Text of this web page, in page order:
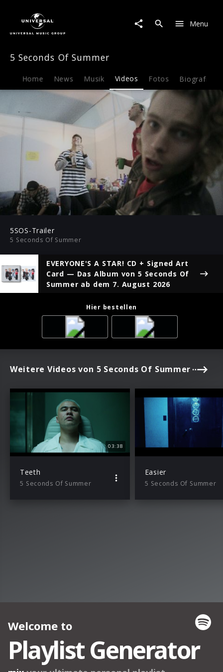
Summer
Video
Trailer
Menu
5 Seconds Of Summer
Home News Musik Videos Fotos Biografie
Play
-01:03
Play
5SOS-Trailer
5 Seconds Of Summer
EVERYONE'S A STAR! CD + Signed Art
Card — Das Album von 5 Seconds Of
Summer ab dem 7. August 2026
Hier bestellen
Weitere Videos von 5 Seconds Of Summer
03:38
Teeth
5 Seconds Of Summer
Easier
5 Seconds Of Summer